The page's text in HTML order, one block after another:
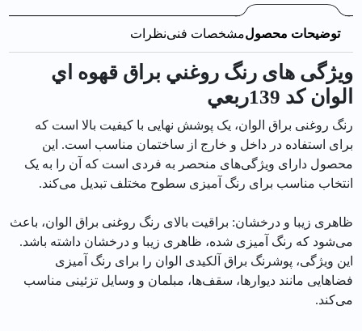
توضیحات محصولمشخصات فنینظرات
ویژگی های رنگ روغني براق قهوه اي
الوان کد 139ربعي
رنگ روغنی براق الوان، یک پوشش نهایی با کیفیت بالا است که
برای استفاده در داخل و خارج از ساختمان مناسب است. این
محصول دارای ویژگی‌های منحصر به فردی است که آن را به یک
انتخاب مناسب برای رنگ آمیزی سطوح مختلف تبدیل می‌کند.
ظاهری زیبا و درخشان: براقیت بالای رنگ روغنی براق الوان، باعث
می‌شود که رنگ آمیزی شده، ظاهری زیبا و درخشان داشته باشد.
این ویژگی، پوشرنگ براق آلکیدی الوان را برای رنگ آمیزی
فضاهایی مانند دیوارها، سقف‌ها، مبلمان و وسایل تزئینی مناسب
می‌کند.